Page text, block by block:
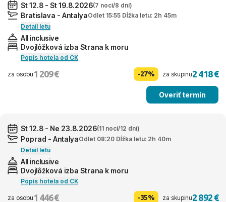
St 12.8 - St 19.8.2026(7 nocí/8 dní)
Bratislava - AntalyaOdlet 15:55 Dĺžka letu: 2h 45m
Detail letu
All inclusive
Dvojlôžková izba Strana k moru
Popis hotela od CK
za osobu 1 209 € -27% za skupinu2 418 €
Overiť termín
St 12.8 - Ne 23.8.2026(11 nocí/12 dní)
Poprad - AntalyaOdlet 08:20 Dĺžka letu: 2h 40m
Detail letu
All inclusive
Dvojlôžková izba Strana k moru
Popis hotela od CK
za osobu 1 446 € -35% za skupinu2 892 €